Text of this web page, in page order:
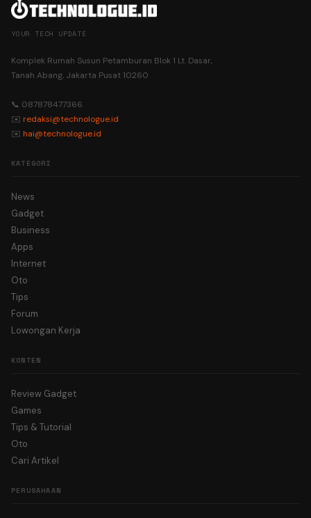
YOUR TECH UPDATE
Komplek Rumah Susun Petamburan Blok 1 Lt. Dasar,
Tanah Abang, Jakarta Pusat 10260
📞 087878477366
✉️ redaksi@technologue.id
✉️ hai@technologue.id
KATEGORI
News
Gadget
Business
Apps
Internet
Oto
Tips
Forum
Lowongan Kerja
KONTEN
Review Gadget
Games
Tips & Tutorial
Oto
Cari Artikel
PERUSAHAAN